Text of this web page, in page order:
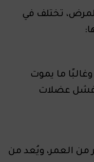
تختلف في
ما يموت
فشل عضلات
أول 6 أشهر من العمر، ويُعد من